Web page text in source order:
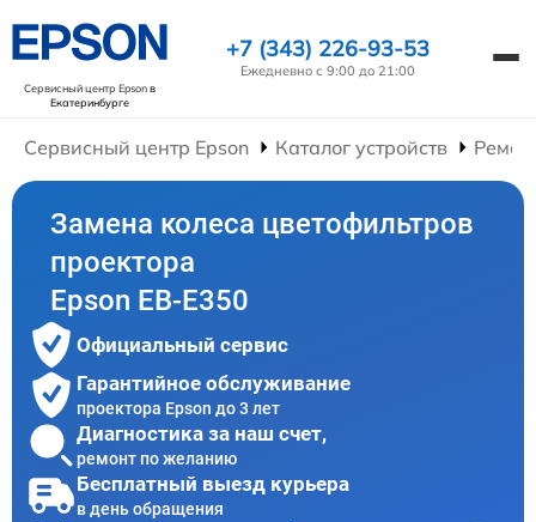
Сервисный центр Epsonв
Екатеринбурге
+7 (343) 226-93-53
Ежедневно с 9:00 до 21:00
Сервисный центр Epson Каталог устройств
Замена колеса цветофильтров
проектора
Epson EB-E350
Официальный сервис
Гарантийное обслуживание
проектора Epson до 3 лет
Диагностика за наш счет,
ремонт по желанию
Бесплатный выезд курьера
в день обращения